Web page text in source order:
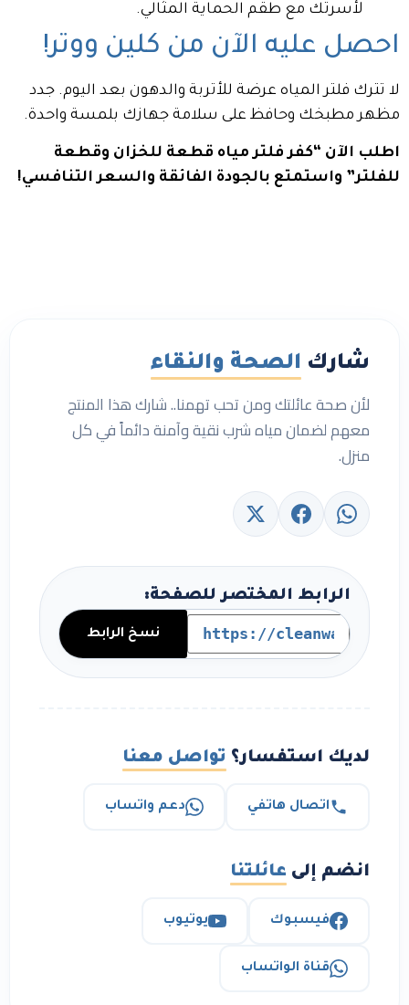
لأسرتك مع طقم الحماية المثالي.
احصل عليه الآن من كلين ووتر!
لا تترك فلتر المياه عرضة للأتربة والدهون بعد اليوم. جدد
مظهر مطبخك وحافظ على سلامة جهازك بلمسة واحدة.
اطلب الآن “كفر فلتر مياه قطعة للخزان وقطعة
للفلتر” واستمتع بالجودة الفائقة والسعر التنافسي!
شارك الصحة والنقاء
لأن صحة عائلتك ومن تحب تهمنا.. شارك هذا المنتج
معهم لضمان مياه شرب نقية وآمنة دائماً في كل
منزل.
الرابط المختصر للصفحة:
نسخ الرابط
لديك استفسار؟ تواصل معنا
اتصال هاتفي دعم واتساب
انضم إلى عائلتنا
فيسبوك يوتيوب
قناة الواتساب